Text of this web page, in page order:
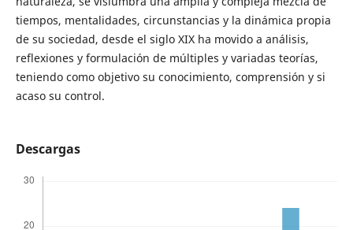
tiempos, mentalidades, circunstancias y la dinámica propia
de su sociedad, desde el siglo XIX ha movido a análisis,
reflexiones y formulación de múltiples y variadas teorías,
teniendo como objetivo su conocimiento, comprensión y si
acaso su control.
Descargas